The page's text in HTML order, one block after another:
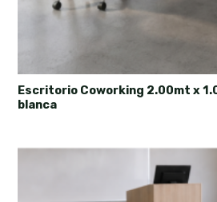
Escritorio Coworking 2.00mt x
blanca